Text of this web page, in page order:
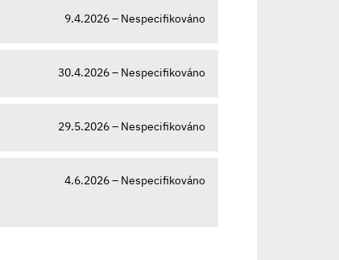
9.4.2026 – Nespecifikováno
30.4.2026 – Nespecifikováno
29.5.2026 – Nespecifikováno
4.6.2026 – Nespecifikováno